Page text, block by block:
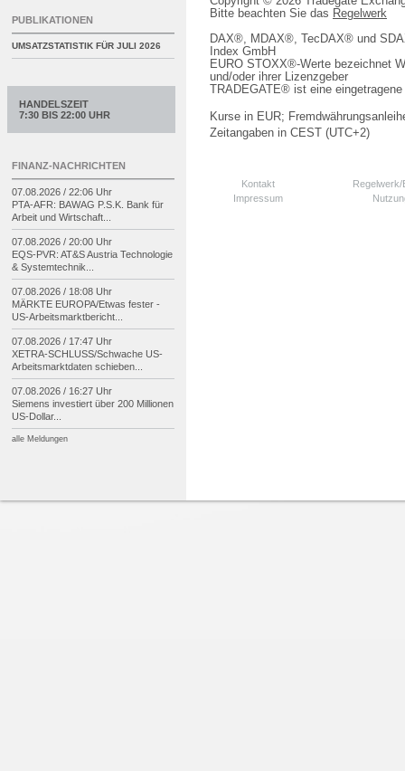
Bitte beachten Sie das Regelwerk
DAX®, MDAX®, TecDAX® und
Index GmbH
EURO STOXX®-Werte bezeichnet
und/oder ihrer Lizenzgeber
TRADEGATE® ist eine
Kurse in EUR;
Zeitangaben in CEST (UTC+2)
Kontakt
Impressum
PUBLIKATIONEN
UMSATZSTATISTIK FÜR JULI 2026
HANDELSZEIT
7:30 BIS 22:00 UHR
FINANZ-NACHRICHTEN
07.08.2026 / 22:06 Uhr
PTA-AFR: BAWAG P.S.K. Bank für
Arbeit und Wirtschaft...
07.08.2026 / 20:00 Uhr
EQS-PVR: AT&S Austria Technologie
& Systemtechnik...
07.08.2026 / 18:08 Uhr
MÄRKTE EUROPA/Etwas fester -
US-Arbeitsmarktbericht...
07.08.2026 / 17:47 Uhr
XETRA-SCHLUSS/Schwache US-
Arbeitsmarktdaten schieben...
07.08.2026 / 16:27 Uhr
Siemens investiert über 200 Millionen
US-Dollar...
alle Meldungen